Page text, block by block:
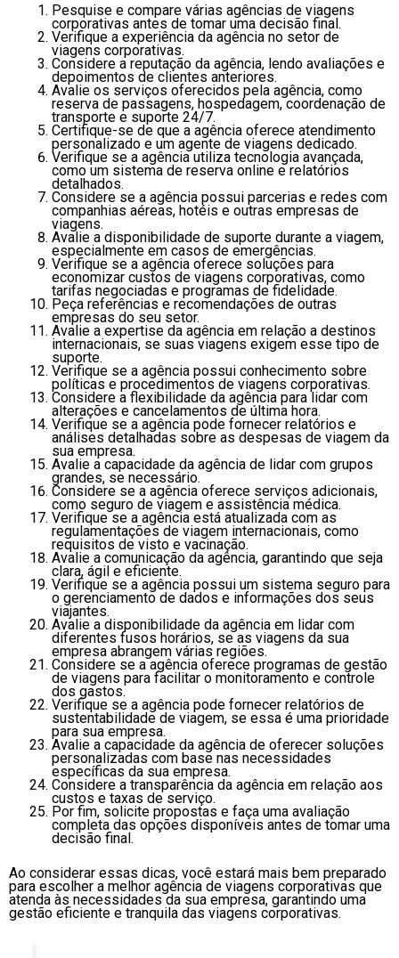
Pesquise e compare várias agências de viagens
corporativas antes de tomar uma decisão final.
Verifique a experiência da agência no setor de
viagens corporativas.
Considere a reputação da agência, lendo avaliações e
depoimentos de clientes anteriores.
Avalie os serviços oferecidos pela agência, como
reserva de passagens, hospedagem, coordenação de
transporte e suporte 24/7.
Certifique-se de que a agência oferece atendimento
personalizado e um agente de viagens dedicado.
Verifique se a agência utiliza tecnologia avançada,
como um sistema de reserva online e relatórios
detalhados.
Considere se a agência possui parcerias e redes com
companhias aéreas, hotéis e outras empresas de
viagens.
Avalie a disponibilidade de suporte durante a viagem,
especialmente em casos de emergências.
Verifique se a agência oferece soluções para
economizar custos de viagens corporativas, como
tarifas negociadas e programas de fidelidade.
Peça referências e recomendações de outras
empresas do seu setor.
Avalie a expertise da agência em relação a destinos
internacionais, se suas viagens exigem esse tipo de
suporte.
Verifique se a agência possui conhecimento sobre
políticas e procedimentos de viagens corporativas.
Considere a flexibilidade da agência para lidar com
alterações e cancelamentos de última hora.
Verifique se a agência pode fornecer relatórios e
análises detalhadas sobre as despesas de viagem da
sua empresa.
Avalie a capacidade da agência de lidar com grupos
grandes, se necessário.
Considere se a agência oferece serviços adicionais,
como seguro de viagem e assistência médica.
Verifique se a agência está atualizada com as
regulamentações de viagem internacionais, como
requisitos de visto e vacinação.
Avalie a comunicação da agência, garantindo que seja
clara, ágil e eficiente.
Verifique se a agência possui um sistema seguro para
o gerenciamento de dados e informações dos seus
viajantes.
Avalie a disponibilidade da agência em lidar com
diferentes fusos horários, se as viagens da sua
empresa abrangem várias regiões.
Considere se a agência oferece programas de gestão
de viagens para facilitar o monitoramento e controle
dos gastos.
Verifique se a agência pode fornecer relatórios de
sustentabilidade de viagem, se essa é uma prioridade
para sua empresa.
Avalie a capacidade da agência de oferecer soluções
personalizadas com base nas necessidades
específicas da sua empresa.
Considere a transparência da agência em relação aos
custos e taxas de serviço.
Por fim, solicite propostas e faça uma avaliação
completa das opções disponíveis antes de tomar uma
decisão final.
Ao considerar essas dicas, você estará mais bem preparado
para escolher a melhor agência de viagens corporativas que
atenda às necessidades da sua empresa, garantindo uma
gestão eficiente e tranquila das viagens corporativas.